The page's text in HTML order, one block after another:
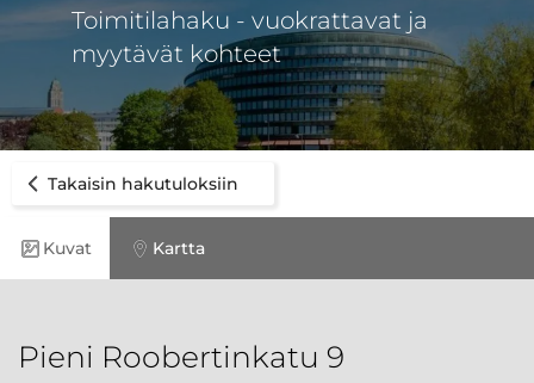
Toimitilahaku - vuokrattavat ja
myytävät kohteet
Takaisin hakutuloksiin
Kuvat Kartta
Pieni Roobertinkatu 9